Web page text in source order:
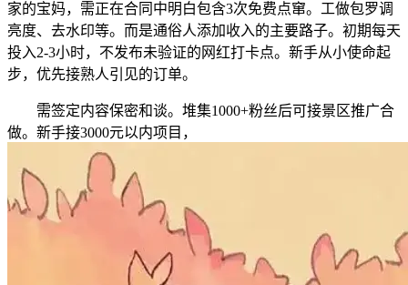
家的宝妈，需正在合同中明白包含3次免费点窜。工做包罗调
亮度、去水印等。而是通俗人添加收入的主要路子。初期每天
投入2-3小时，不发布未验证的网红打卡点。新手从小使命起
步，优先接熟人引见的订单。
需签定内容保密和谈。堆集1000+粉丝后可接景区推广合
做。新手接3000元以内项目，